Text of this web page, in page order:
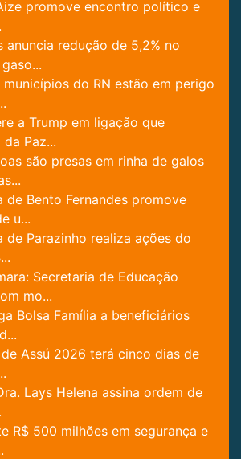
promove encontro político e
anuncia redução de 5,2% no
municípios do RN estão em perigo
a Trump em ligação que
Paz...
são presas em rinha de galos
de Bento Fernandes promove
u...
de Parazinho realiza ações do
Secretaria de Educação
mo...
Bolsa Família a beneficiários
Assú 2026 terá cinco dias de
Lays Helena assina ordem de
R$ 500 milhões em segurança e